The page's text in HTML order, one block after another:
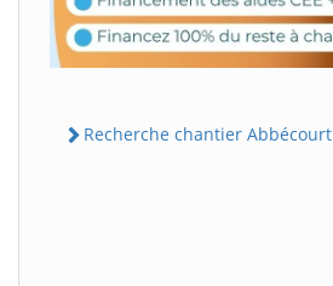
Recherche chantier Abbécourt